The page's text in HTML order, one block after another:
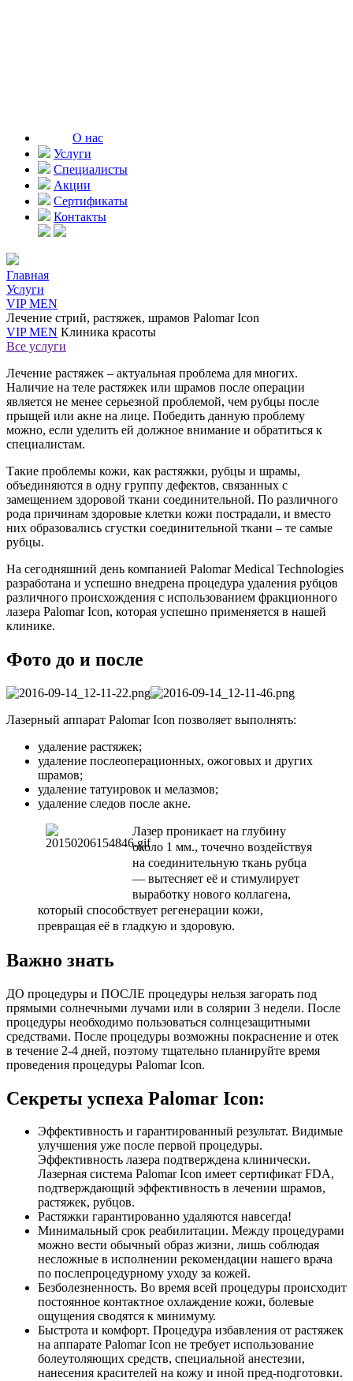
О нас
Услуги
Специалисты
Акции
Сертификаты
Контакты
Главная
Услуги
VIP MEN
Лечение стрий, растяжек, шрамов Palomar Icon
VIP MEN Клиника красоты
Все услуги
Лечение растяжек – актуальная проблема для многих.
Наличие на теле растяжек или шрамов после операции
является не менее серьезной проблемой, чем рубцы после
прыщей или акне на лице. Победить данную проблему
можно, если уделить ей должное внимание и обратиться к
специалистам.
Такие проблемы кожи, как растяжки, рубцы и шрамы,
объединяются в одну группу дефектов, связанных с
замещением здоровой ткани соединительной. По различного
рода причинам здоровые клетки кожи пострадали, и вместо
них образовались сгустки соединительной ткани – те самые
рубцы.
На сегодняшний день компанией Palomar Medical Technologies
разработана и успешно внедрена процедура удаления рубцов
различного происхождения с использованием фракционного
лазера Palomar Icon, которая успешно применяется в нашей
клинике.
Фото до и после
Лазерный аппарат Palomar Icon позволяет выполнять:
удаление растяжек;
удаление послеоперационных, ожоговых и других
шрамов;
удаление татуировок и мелазмов;
удаление следов после акне.
Лазер проникает на глубину
около 1 мм., точечно воздействуя
на соединительную ткань рубца
— вытесняет её и стимулирует
выработку нового коллагена,
который способствует регенерации кожи,
превращая её в гладкую и здоровую.
Важно знать
ДО процедуры и ПОСЛЕ процедуры нельзя загорать под
прямыми солнечными лучами или в солярии 3 недели. После
процедуры необходимо пользоваться солнцезащитными
средствами. После процедуры возможны покраснение и отек
в течение 2-4 дней, поэтому тщательно планируйте время
проведения процедуры Palomar Icon.
Секреты успеха Palomar Icon:
Эффективность и гарантированный результат. Видимые
улучшения уже после первой процедуры.
Эффективность лазера подтверждена клинически.
Лазерная система Palomar Icon имеет сертификат FDA,
подтверждающий эффективность в лечении шрамов,
растяжек, рубцов.
Растяжки гарантированно удаляются навсегда!
Минимальный срок реабилитации. Между процедурами
можно вести обычный образ жизни, лишь соблюдая
несложные в исполнении рекомендации нашего врача
по послепроцедурному уходу за кожей.
Безболезненность. Во время всей процедуры происходит
постоянное контактное охлаждение кожи, болевые
ощущения сводятся к минимуму.
Быстрота и комфорт. Процедура избавления от растяжек
на аппарате Palomar Icon не требует использование
болеутоляющих средств, специальной анестезии,
нанесения красителей на кожу и иной пред-подготовки.